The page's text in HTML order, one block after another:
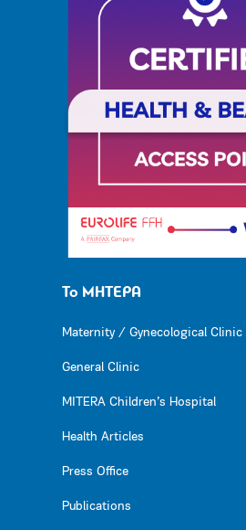
Το ΜΗΤΕΡΑ
Maternity / Gynecological Clinic
General Clinic
MITERA Children’s Hospital
Health Articles
Press Office
Publications